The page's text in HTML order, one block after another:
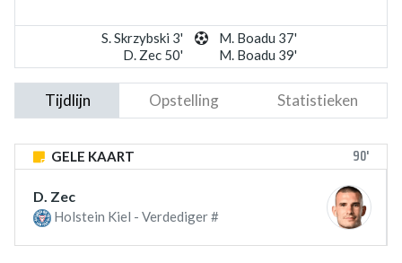
S. Skrzybski 3'
D. Zec 50'
M. Boadu 37'
M. Boadu 39'
Tijdlijn Opstelling Statistieken
GELE KAART 90'
D. Zec
Holstein Kiel - Verdediger #